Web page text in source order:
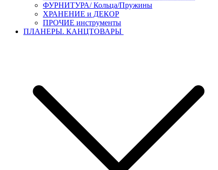
ФУРНИТУРА/ Кольца/Пружины
ХРАНЕНИЕ и ДЕКОР
ПРОЧИЕ инструменты
ПЛАНЕРЫ. КАНЦТОВАРЫ